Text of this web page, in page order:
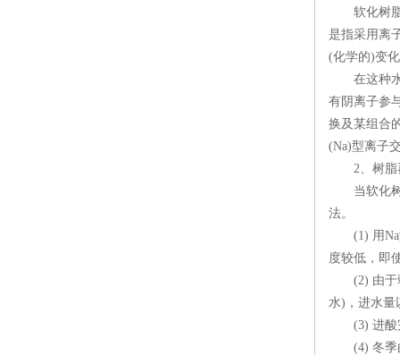
软化树脂
是指采用离
(化学的)变
在这种水
有阴离子参
换及某组合
(Na)型离子
2、树脂
当软化树
法。
(1) 用Na溶
度较低，即
(2) 由于弱
水)，进水量
(3) 进酸完
(4) 冬季由